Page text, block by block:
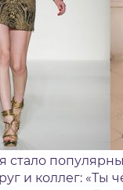
стало
и коллег: «Ты